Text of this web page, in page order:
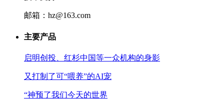
邮箱：hz@163.com
主要产品
启明创投、红杉中国等一众机构的身影
又打制了可“喂养”的AI宠
“神预了我们今天的世界